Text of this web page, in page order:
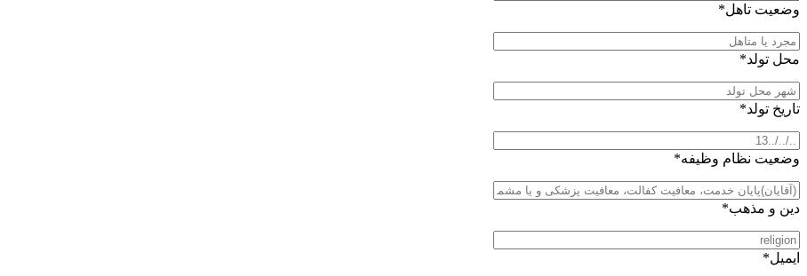
وضعیت تاهل*
محل تولد*
تاریخ تولد*
وضعیت نظام وظیفه*
دین و مذهب*
ایمیل*